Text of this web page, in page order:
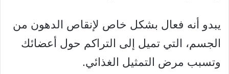
يبدو أنه فعال بشكل خاص لإنقاص الدهون من
الجسم، التي تميل إلى التراكم حول أعضائك
وتسبب مرض التمثيل الغذائي.